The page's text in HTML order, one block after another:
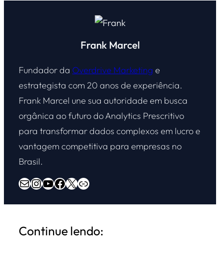
Frank Marcel
Fundador da Overdrive Marketing e
estrategista com 20 anos de experiência.
Frank Marcel une sua autoridade em busca
orgânica ao futuro do Analytics Prescritivo
para transformar dados complexos em lucro e
vantagem competitiva para empresas no
Brasil.
E-mail InstagramYoutube Facebook X Overdrive Marketing
Continue lendo: